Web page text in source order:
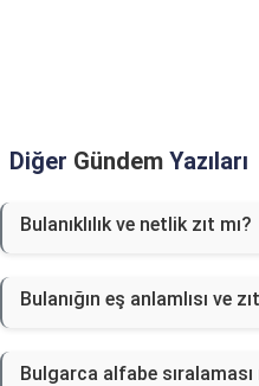
Diğer Gündem Yazıları
Bulanıklılık ve netlik zıt mı?
Bulanığın eş anlamlısı ve
Bulgarca alfabe sıralaması